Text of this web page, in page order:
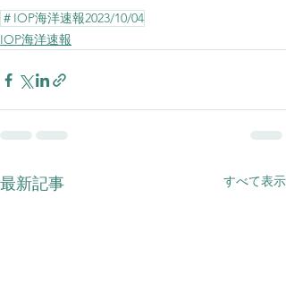
＃IOP海洋速報2023/10/04
IOP海洋速報
最新記事 すべて表示